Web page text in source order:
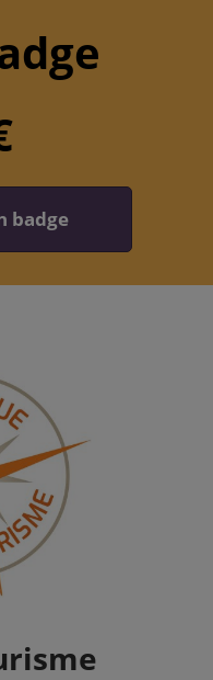
badge